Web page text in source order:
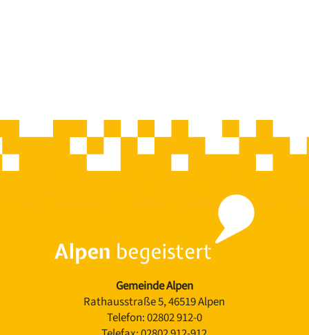
Gemeinde Alpen
Rathausstraße 5, 46519 Alpen
Telefon:02802 912-0